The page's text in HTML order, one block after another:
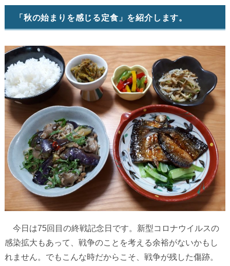
「秋の始まりを感じる定食」を紹介します。
今日は75回目の終戦記念日です。新型コロナウイルスの
感染拡大もあって、戦争のことを考える余裕がないかもし
れません。でもこんな時だからこそ、戦争が残した傷跡。